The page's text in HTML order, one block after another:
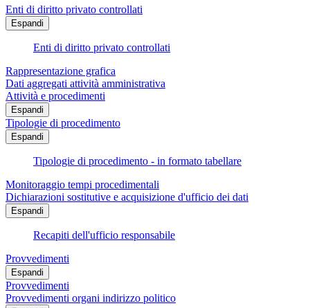
Enti di diritto privato controllati
Espandi
Enti di diritto privato controllati
Rappresentazione grafica
Dati aggregati attività amministrativa
Attività e procedimenti
Espandi
Tipologie di procedimento
Espandi
Tipologie di procedimento - in formato tabellare
Monitoraggio tempi procedimentali
Dichiarazioni sostitutive e acquisizione d'ufficio dei dati
Espandi
Recapiti dell'ufficio responsabile
Provvedimenti
Espandi
Provvedimenti
Provvedimenti organi indirizzo politico